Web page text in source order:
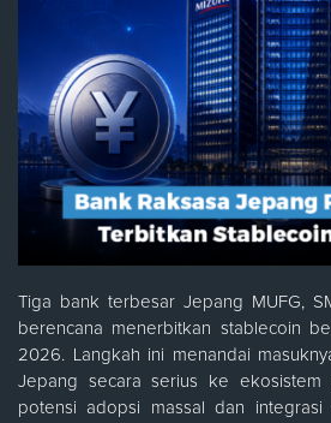
Tiga bank terbesar Jepang MUFG,
berencana menerbitkan stablecoin
2026. Langkah ini menandai
Jepang secara serius ke ekosistem
potensi adopsi massal dan